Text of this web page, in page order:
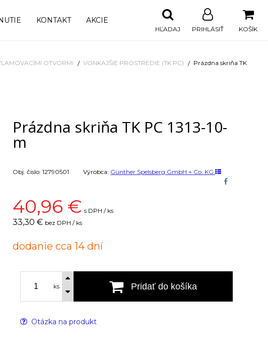
KONTAKT AKCIE
KOŠÍK
PRIHLÁSIŤ
HĽADAJ
OTVORMI VONKAJŠIE PROSTREDIE (TK PC)
Prázdna skriňa TK
Prázdna skriňa TK PC 1313-10-
m
Obj. čislo: 12790501 Výrobca: Günther Spelsberg GmbH + Co. KG
40,96 € s DPH / ks
33,30 € bez DPH / ks
dodanie cca 14 dní
ks Pridať do košíka
Otázka na produkt